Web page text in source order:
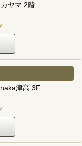
ヤマ 2階
津高 3F